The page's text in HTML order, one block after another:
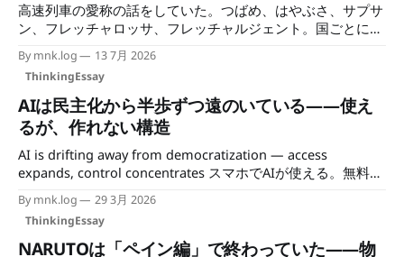
高速列車の愛称の話をしていた。つばめ、はやぶさ、サプサ
ン、フレッチャロッサ、フレッチャルジェント。国ごとに命
名のセンスが違って、聞いているだけで面白い。 そのなか
でスイスの高速列車「Giruno（ジルノ）」の話になった。ロ
マンシュ語由来の名前で、猛禽類にちなむらしいというとこ
ろまでは知っていた。「それってノスリのことじゃない
の？」と、なんとなくAIに聞いてみた。
By mnk.log
13 7月 2026
ThinkingEssay
AIは民主化から半歩ずつ遠のいている——使え
るが、作れない構造
AI is drifting away from democratization — access
expands, control concentrates スマホでAIが使える。無料プ
れる。しかし「使える」ことと「作れる」ことは違う。そし
て「作れる」ことと「方向を決められる」ことも違う。 民
主化という言葉が広がるほど、その実態との距離が気にな
By mnk.log
29 3月 2026
ThinkingEssay
NARUTOは「ペイン編」で終わっていた——物